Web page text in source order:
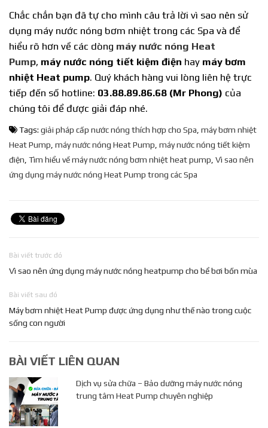
Chắc chắn bạn đã tự cho mình câu trả lời vì sao nên sử
dụng máy nước nóng bơm nhiệt trong các Spa và để
hiểu rõ hơn về các dòng máy nước nóng Heat
Pump, máy nước nóng tiết kiệm điện hay máy bơm
nhiệt Heat pump. Quý khách hàng vui lòng liên hệ trực
tiếp đến số hotline: 03.88.89.86.68 (Mr Phong) của
chúng tôi để được giải đáp nhé.
Tags: giải pháp cấp nước nóng thích hợp cho Spa, máy bơm nhiệt
Heat Pump, máy nước nóng Heat Pump, máy nước nóng tiết kiệm
điện, Tìm hiểu về máy nước nóng bơm nhiệt heat pump, Vì sao nên
ứng dụng máy nước nóng Heat Pump trong các Spa
Bài viết trước đó
Vì sao nên ứng dụng máy nước nóng heatpump cho bể bơi bốn mùa
Bài viết sau đó
Máy bơm nhiệt Heat Pump được ứng dụng như thế nào trong cuộc
sống con người
BÀI VIẾT LIÊN QUAN
Dịch vụ sửa chữa – Bảo dưỡng máy nước nóng
trung tâm Heat Pump chuyên nghiệp